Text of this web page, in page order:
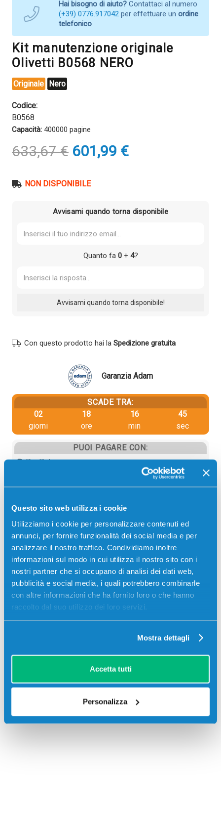
Questo sito web utilizza i cookie
Utilizziamo i cookie per personalizzare contenuti ed
annunci, per fornire funzionalità dei social media e per
analizzare il nostro traffico. Condividiamo inoltre
informazioni sul modo in cui utilizza il nostro sito con i
nostri partner che si occupano di analisi dei dati web,
pubblicità e social media, i quali potrebbero combinarle
con altre informazioni che ha fornito loro o che hanno
raccolto dal suo utilizzo dei loro servizi.
Mostra dettagli
Accetta tutti
Personalizza
Hai bisogno di aiuto? Contattaci al numero
(+39) 0776.917042 per effettuare un ordine
telefonico
Kit manutenzione originale
Olivetti B0568 NERO
Originale Nero
Codice:
B0568
Capacità: 400000 pagine
633,67€ Il
prezzo
era:
601,99 €Il
prezzo
NON DISPONIBILE
Avvisami quando torna disponibile
Quanto fa 0+ 4?
Con questo prodotto hai la Spedizione gratuita
Garanzia Adam
SCADE TRA:
02
giorni
18
ore
16
min
45
sec
PUOI PAGARE CON:
PayPal
Bonifico bancario
Descrizione
Kit manutenzione originale Olivetti B0568 NERO
400000 pagine per Stampanti: Olivetti D-COPIA
Recensioni